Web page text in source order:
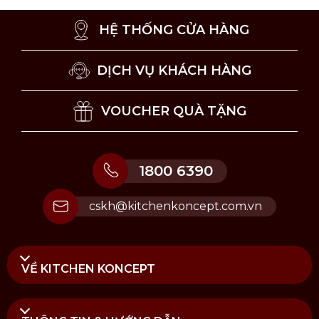
dấu hiệu mòn lưỡi cắt và đảm bảo độ sắc bén
lâu dài.
HỆ THỐNG CỬA HÀNG
DỊCH VỤ KHÁCH HÀNG
VOUCHER QUÀ TẶNG
1800 6390
cskh@kitchenkoncept.com.vn
VỀ KITCHEN KONCEPT